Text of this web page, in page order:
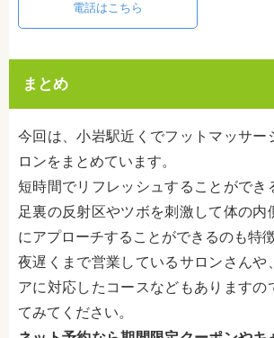
電話はこちら
まとめ
今回は、小岩駅近くでフットマッサー
ロンをまとめています。
短時間でリフレッシュすることができ
足裏の反射区やツボを刺激して体の内
にアプローチすることができるのも特
夜遅くまで営業しているサロンさんや
アに対応したコースなどもありますの
てみてください。